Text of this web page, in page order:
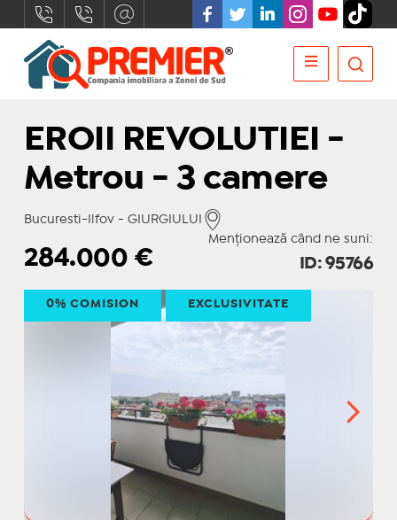
EROII REVOLUTIEI -
Metrou - 3 camere
Bucuresti-Ilfov - GIURGIULUI
Menționează când ne suni:
284.000 € ID: 95766
0% COMISION EXCLUSIVITATE